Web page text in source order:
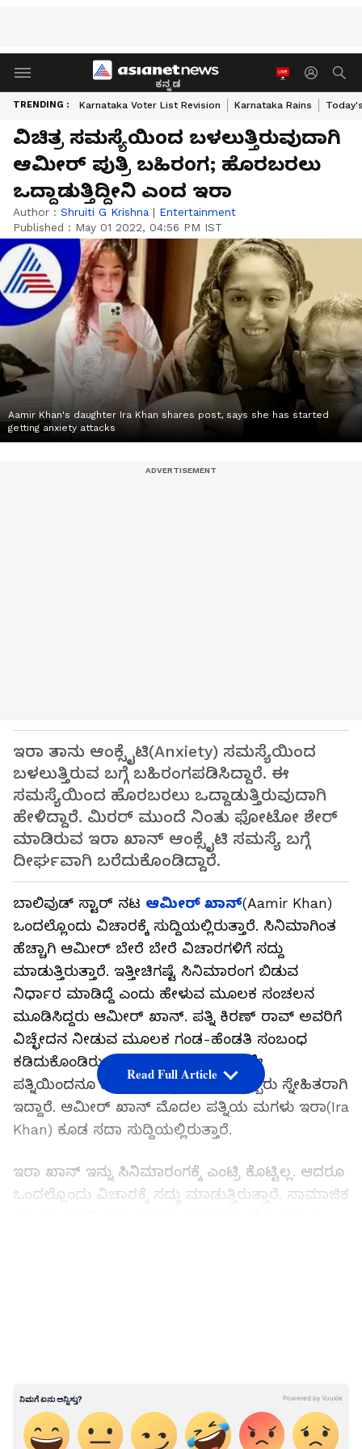
ಕನ್ನಡ
TRENDING : Karnataka Voter List Revision Karnataka Rains
ವಿಚಿತ್ರ ಸಮಸ್ಯೆಯಿಂದ ಬಳಲುತ್ತಿರುವುದಾಗಿ
ಆಮೀರ್ ಪುತ್ರಿ ಬಹಿರಂಗ; ಹೊರಬರಲು
ಒದ್ದಾಡುತ್ತಿದ್ದೀನಿ ಎಂದ ಇರಾ
Author : Shruiti G Krishna | Entertainment
Published : May 01 2022, 04:56 PM IST
Aamir Khan's daughter Ira Khan shares post, says she has started
getting anxiety attacks
ಇರಾ ತಾನು ಆಂಕ್ಸೈಟಿ(Anxiety) ಸಮಸ್ಯೆಯಿಂದ
ಬಳಲುತ್ತಿರುವ ಬಗ್ಗೆ ಬಹಿರಂಗಪಡಿಸಿದ್ದಾರೆ. ಈ
ಸಮಸ್ಯೆಯಿಂದ ಹೊರಬರಲು ಒದ್ದಾಡುತ್ತಿರುವುದಾಗಿ
ಹೇಳಿದ್ದಾರೆ. ಮಿರರ್ ಮುಂದೆ ನಿಂತು ಫೋಟೋ ಶೇರ್
ಮಾಡಿರುವ ಇರಾ ಖಾನ್ ಆಂಕ್ಸೈಟಿ ಸಮಸ್ಯೆ ಬಗ್ಗೆ
ದೀರ್ಘವಾಗಿ ಬರೆದುಕೊಂಡಿದ್ದಾರೆ.
ಬಾಲಿವುಡ್ ಸ್ಟಾರ್ ನಟ ಆಮೀರ್ ಖಾನ್(Aamir Khan)
ಒಂದಲ್ಲೊಂದು ವಿಚಾರಕ್ಕೆ ಸುದ್ದಿಯಲ್ಲಿರುತ್ತಾರೆ. ಸಿನಿಮಾಗಿಂತ
ಹೆಚ್ಚಾಗಿ ಆಮೀರ್ ಬೇರೆ ಬೇರೆ ವಿಚಾರಗಳಿಗೆ ಸದ್ದು
ಮಾಡುತ್ತಿರುತ್ತಾರೆ. ಇತ್ತೀಚಿಗಷ್ಟೆ ಸಿನಿಮಾರಂಗ ಬಿಡುವ
ನಿರ್ಧಾರ ಮಾಡಿದ್ದೆ ಎಂದು ಹೇಳುವ ಮೂಲಕ ಸಂಚಲನ
ಮೂಡಿಸಿದ್ದರು ಆಮೀರ್ ಖಾನ್. ಪತ್ನಿ ಕಿರಣ್ ರಾವ್ ಅವರಿಗೆ
ವಿಚ್ಛೇದನ ನೀಡುವ ಮೂಲಕ ಗಂಡ-ಹೆಂಡತಿ ಸಂಬಂಧ
ಕಡಿದುಕೊಂಡಿರುವ ಆಮೀರ್ ಖಾನ್ ಎರಡನೆೇ
ಪತ್ನಿಯಿಂದನೂ ದೂರ ಆಗಿದ್ದಾರೆ. ಆದರು ಇಬ್ಬರು ಸ್ನೇಹಿತರಾಗಿ
ಇದ್ದಾರೆ. ಆಮೀರ್ ಖಾನ್ ಮೊದಲ ಪತ್ನಿಯ ಮಗಳು ಇರಾ(Ira
Khan) ಕೂಡ ಸದಾ ಸುದ್ದಿಯಲ್ಲಿರುತ್ತಾರೆ.
ಇರಾ ಖಾನ್ ಇನ್ನು ಸಿನಿಮಾರಂಗಕ್ಕೆ ಎಂಟ್ರಿ ಕೊಟ್ಟಿಲ್ಲ. ಆದರೂ
ಒಂದಲ್ಲೊಂದು ವಿಚಾರಕ್ಕೆ ಸದ್ದು ಮಾಡುತ್ತಿರುತ್ತಾರೆ. ಸಾಮಾಜಿಕ
ಹೇಳಿದ್ದಾರೆ.
Read Full Article